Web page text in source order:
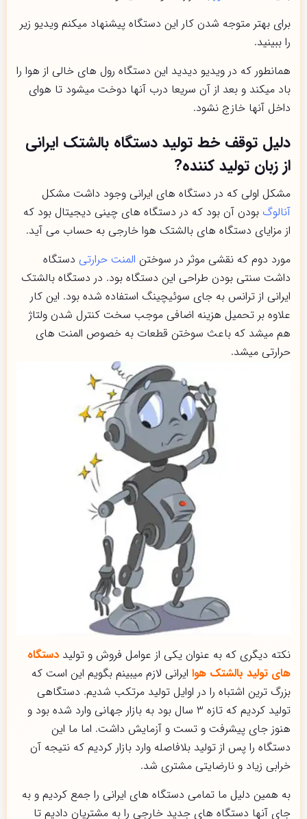
برای بهتر متوجه شدن کار این دستگاه پیشنهاد میکنم ویدیو زیر
را ببینید.
همانطور که در ویدیو دیدید این دستگاه رول های خالی از هوا را
باد میکند و بعد از آن سریعا درب آنها دوخت میشود تا هوای
داخل آنها خازج نشود.
دلیل توقف خط تولید دستگاه بالشتک ایرانی
از زبان تولید کننده?
مشکل اولی که در دستگاه های ایرانی وجود داشت مشکل
آنالوگ بودن آن بود که در دستگاه های چینی دیجیتال بود که
از مزایای دستگاه های بالشتک هوا خارجی به حساب می آید.
مورد دوم که نقشی موثر در سوختن المنت حرارتی دستگاه
داشت سنتی بودن طراحی این دستگاه بود. در دستگاه بالشتک
ایرانی از ترانس به جای سوئیچینگ استفاده شده بود. این کار
علاوه بر تحمیل هزینه اضافی موجب سخت کنترل شدن ولتاژ
هم میشد که باعث سوختن قطعات به خصوص المنت های
حرارتی میشد.
نکته دیگری که به عنوان یکی از عوامل فروش و تولید دستگاه
های تولید بالشتک هوا ایرانی لازم میبینم بگویم این است که
بزرگ ترین اشتباه را در اوایل تولید مرتکب شدیم. دستگاهی
تولید کردیم که تازه 3 سال بود به بازار جهانی وارد شده بود و
هنوز جای پیشرفت و تست و آزمایش داشت. اما ما این
دستگاه را پس از تولید بلافاصله وارد بازار کردیم که نتیجه آن
خرابی زیاد و نارضایتی مشتری شد.
به همین دلیل ما تمامی دستگاه های ایرانی را جمع کردیم و به
جای آنها دستگاه های جدید خارجی را به مشتریان دادیم تا